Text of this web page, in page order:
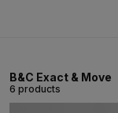
B&C Exact & Move
6 products